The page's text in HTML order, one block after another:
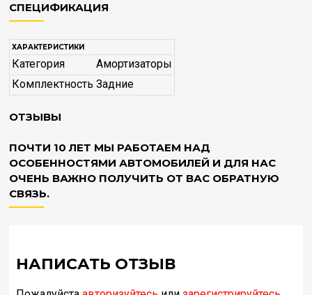
СПЕЦИФИКАЦИЯ
ХАРАКТЕРИСТИКИ
Категория
Амортизаторы
Комплектность Задние
ОТЗЫВЫ
ПОЧТИ 10 ЛЕТ МЫ РАБОТАЕМ НАД
ОСОБЕННОСТЯМИ АВТОМОБИЛЕЙ И ДЛЯ НАС
ОЧЕНЬ ВАЖНО ПОЛУЧИТЬ ОТ ВАС ОБРАТНУЮ
СВЯЗЬ.
НАПИСАТЬ ОТЗЫВ